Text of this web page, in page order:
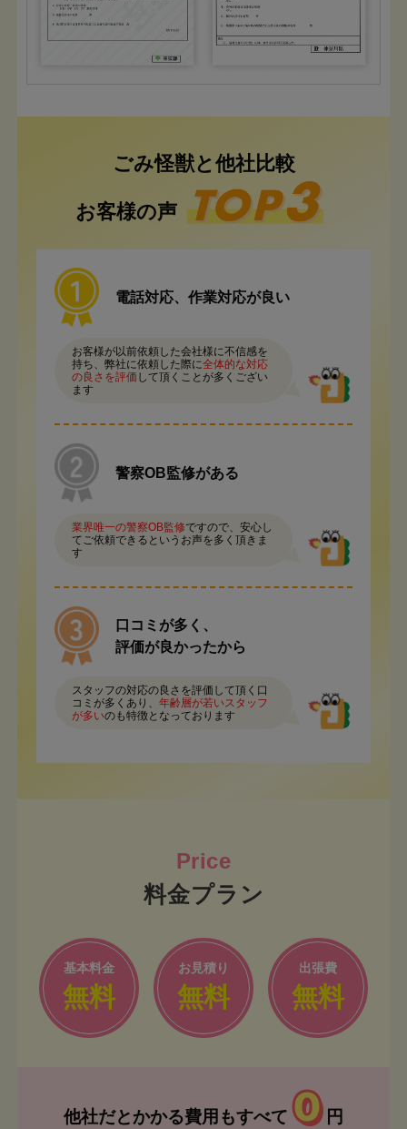
ごみ怪獣と他社比較
お客様の声
電話対応、作業対応が良い
お客様が以前依頼した会社様に不信感を
持ち、弊社に依頼した際に全体的な対応
の良さを評価 して頂くことが多くござい
ます
警察OB監修がある
業界唯一の警察OB監修ですので、安心し
てご依頼できるというお声を多く頂きま
す
口コミが多く、
評価が良かったから
スタッフの対応の良さを評価して頂く口
コミが多くあり、 年齢層が若いスタッフ
が多いのも特徴となっております
料金プラン
基本料金
無料
お見積り
無料
出張費
無料
他社だとかかる費用もすべて 0 円